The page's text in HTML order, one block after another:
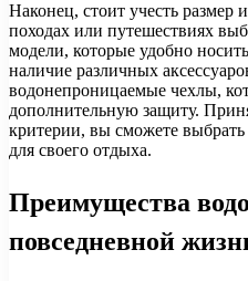
Наконец, стоит учесть размер
походах или путешествиях
модели, которые удобно
наличие различных
водонепроницаемые чехлы,
дополнительную защиту.
критерии, вы сможете
для своего отдыха.
Преимущества
повседневной